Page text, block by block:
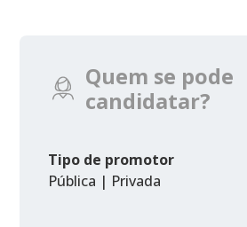
Quem se pode
candidatar?
Tipo de promotor
Pública | Privada